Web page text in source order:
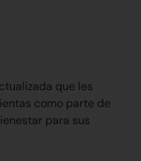
que les
como parte de
para sus